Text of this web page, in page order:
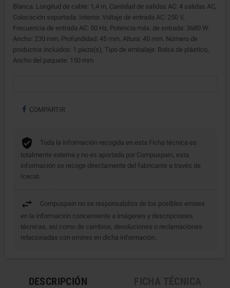
Blanca. Longitud de cable: 1,4 m, Cantidad de salidas AC: 4 salidas AC,
Colocación soportada: Interior. Voltaje de entrada AC: 250 V,
Frecuencia de entrada AC: 50 Hz, Potencia máx. de entrada: 3680 W.
Ancho: 230 mm, Profundidad: 45 mm, Altura: 40 mm. Número de
productos incluidos: 1 pieza(s), Tipo de embalaje: Bolsa de plástico,
Ancho del paquete: 150 mm
COMPARTIR
Toda la información recogida en esta Ficha técnica es
totalmente externa y no es aportada por Compuspain, esta
información se recoge directamente del fabricante a través de
Icecat.
Compuspain no se responsabiliza de los posibles errores
en la información concerniente a imágenes y descripciones
técnicas, así como de cambios, devoluciones o reclamaciones
relacionadas con errores en dicha información.
DESCRIPCIÓN